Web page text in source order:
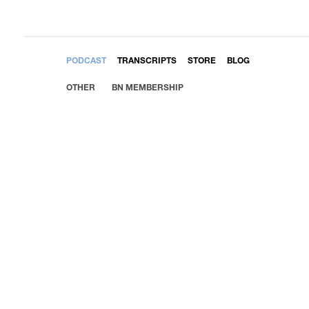
PODCAST TRANSCRIPTS STORE BLOG
OTHER BN MEMBERSHIP